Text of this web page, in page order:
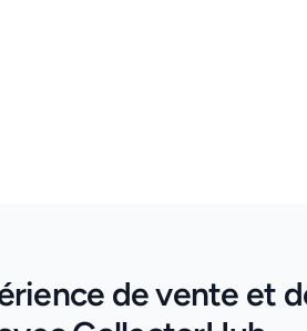
de vente et